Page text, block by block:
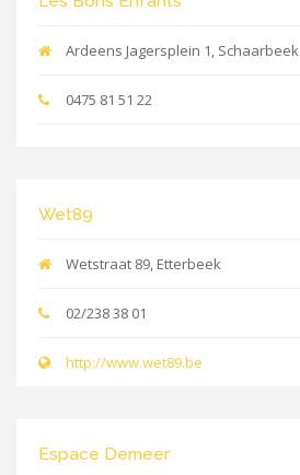
Ardeens Jagersplein 1, Schaarbeek
0475 81 51 22
Wet89
Wetstraat 89, Etterbeek
02/238 38 01
http://www.wet89.be
Espace Demeer